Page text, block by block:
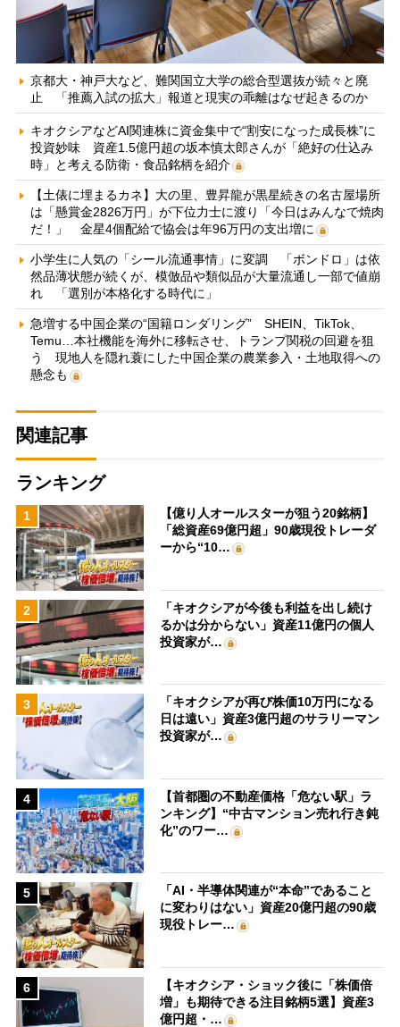
京都大・神戸大など、難関国立大学の総合型選抜が続々と廃
止 「推薦入試の拡大」報道と現実の乖離はなぜ起きるのか
キオクシアなどAI関連株に資金集中で“割安になった成長株”に
投資妙味 資産1.5億円超の坂本慎太郎さんが「絶好の仕込み
時」と考える防衛・食品銘柄を紹介
【土俵に埋まるカネ】大の里、豊昇龍が黒星続きの名古屋場所
は「懸賞金2826万円」が下位力士に渡り「今日はみんなで焼肉
だ！」 金星4個配給で協会は年96万円の支出増に
小学生に人気の「シール流通事情」に変調 「ボンドロ」は依
然品薄状態が続くが、模倣品や類似品が大量流通し一部で値崩
れ 「選別が本格化する時代に」
急増する中国企業の“国籍ロンダリング” SHEIN、TikTok、
Temu…本社機能を海外に移転させ、トランプ関税の回避を狙
う 現地人を隠れ蓑にした中国企業の農業参入・土地取得への
懸念も
関連記事
ランキング
1
【億り人オールスターが狙う20銘柄】
「総資産69億円超」90歳現役トレーダ
ーから“10…
2
「キオクシアが今後も利益を出し続け
るかは分からない」資産11億円の個人
投資家が…
3
「キオクシアが再び株価10万円になる
日は遠い」資産3億円超のサラリーマン
投資家が…
4
【首都圏の不動産価格「危ない駅」ラ
ンキング】“中古マンション売れ行き鈍
化”のワー…
5
「AI・半導体関連が“本命”であること
に変わりはない」資産20億円超の90歳
現役トレー…
6
【キオクシア・ショック後に「株価倍
増」も期待できる注目銘柄5選】資産3
億円超・…